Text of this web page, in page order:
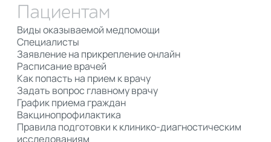
Пациентам
Виды оказываемой медпомощи
Специалисты
Заявление на прикрепление онлайн
Расписание врачей
Как попасть на прием к врачу
Задать вопрос главному врачу
График приема граждан
Вакцинопрофилактика
Правила подготовки к клинико-диагностическим
исследованиям